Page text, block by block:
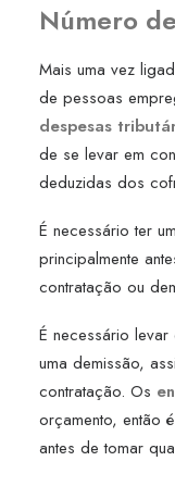
Número
Mais uma vez
de pessoas
despesas
de se levar em
deduzidas dos
É necessário ter
principalmente
contratação ou
É necessário
uma demissão,
contratação. Os
orçamento, então
antes de tomar